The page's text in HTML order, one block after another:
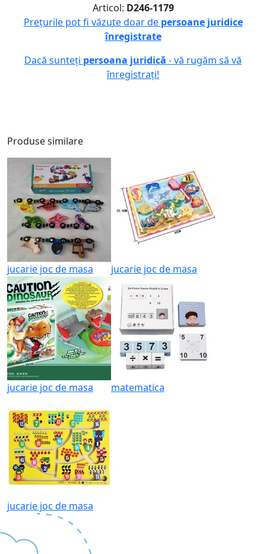
Articol: D246-1179
Prețurile pot fi văzute doar de persoane juridice
înregistrate
Dacă sunteți persoana juridică - vă rugăm să vă
înregistrați!
Produse similare
jucarie joc de masa jucarie joc de masa
jucarie joc de masa matematica
jucarie joc de masa